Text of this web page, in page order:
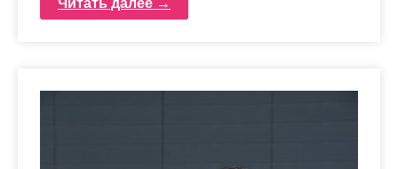
Читать далее →